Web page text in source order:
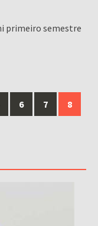
primeiro semestre
6 7 8